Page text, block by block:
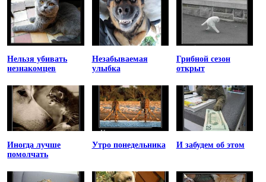
Нельзя убивать
незнакомцев
Незабываемая
улыбка
Грибной сезон
открыт
Иногда лучше
помолчать
Утро понедельника И забудем об этом